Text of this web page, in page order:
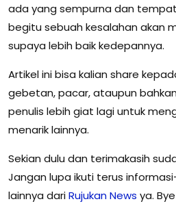
ada yang sempurna dan
begitu sebuah kesalahan akan
supaya lebih baik kedepannya.
Artikel ini bisa kalian share
gebetan, pacar, ataupun
penulis lebih giat lagi untuk
menarik lainnya.
Sekian dulu dan terimakasih
Jangan lupa ikuti terus
lainnya dariRujukan News ya.